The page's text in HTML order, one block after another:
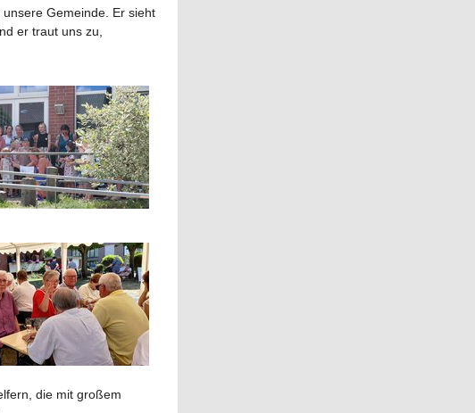
Gemeinde. Er sieht
er traut uns zu,
die mit großem